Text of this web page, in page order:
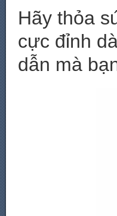
Hãy thỏa
cực đỉnh
dẫn mà